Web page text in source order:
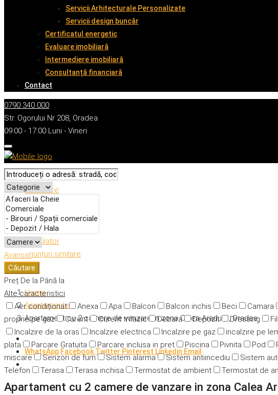
Servicii Arhitecturale Personalizate
Servicii design buncăr
Certificatul energetic
Evaluare imobiliară
Intermediere imobiliară
Consultanță financiară
Contact
0790 340 000
Str. Ogorului Nr 208, Oradea
09:00 - 17:00 Luni - Vineri
Avansat
Căutare
Preț De la Până la
Alte caracteristici
Aer condiționat
Anexa Apa Balcon Balcon inchis Beci Camara
proprie pe gaz
Curent Curent trifazic Debara Depozit Dressing
Incalzire de la oras
Incalzire electrica Incalzire pe gaz incalzire pe
plata
Parcare Gratuita Parcare inclusa in pret Piscina Pivnita Pod
miscare
Senzori de fum Sistem alarma Sistem antiincediu Sistem
Telefon
Terasa Terasa inchisa Termostat de ambient Termostat de
Descriere
Caracteristici
Adresă
Detalii
Calculator
Anunțuri similare
Home
Apartamente
Apartament cu 2 camere de vanzare in zona Calea Aradului, Oradea
WhatsApp Facebook Twitter Pinterest Linkedin Email
Apartament cu 2 camere de vanzare in zona Calea